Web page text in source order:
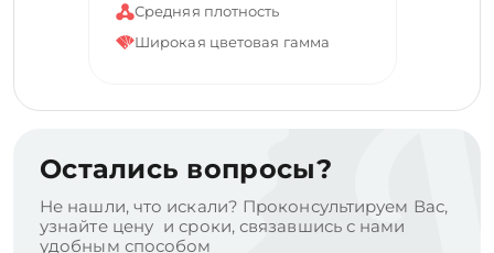
Средняя плотность
Широкая цветовая гамма
Остались вопросы?
Не нашли, что искали? Проконсультируем Вас,
узнайте цену и сроки, связавшись с нами
удобным способом